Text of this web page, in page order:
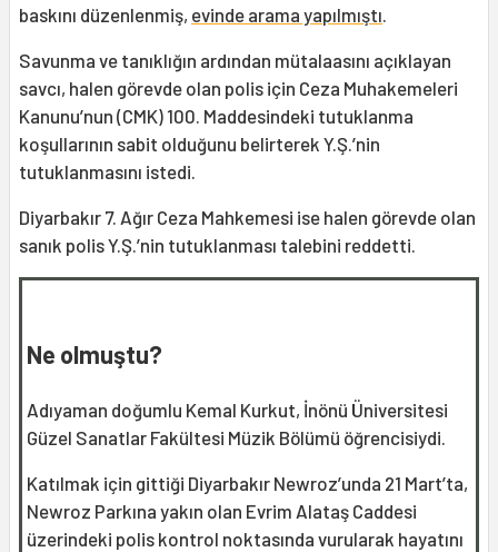
baskını düzenlenmiş, evinde arama yapılmıştı.
Savunma ve tanıklığın ardından mütalaasını açıklayan
savcı, halen görevde olan polis için Ceza Muhakemeleri
Kanunu’nun (CMK) 100. Maddesindeki tutuklanma
koşullarının sabit olduğunu belirterek Y.Ş.’nin
tutuklanmasını istedi.
Diyarbakır 7. Ağır Ceza Mahkemesi ise halen görevde olan
sanık polis Y.Ş.’nin tutuklanması talebini reddetti.
Ne olmuştu?
Adıyaman doğumlu Kemal Kurkut, İnönü Üniversitesi
Güzel Sanatlar Fakültesi Müzik Bölümü öğrencisiydi.
Katılmak için gittiği Diyarbakır Newroz’unda 21 Mart’ta,
Newroz Parkına yakın olan Evrim Alataş Caddesi
üzerindeki polis kontrol noktasında vurularak hayatını